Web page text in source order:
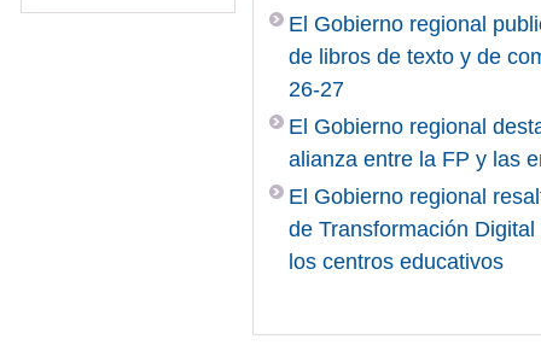
El Gobierno regional
de libros de texto y de
26-27
El Gobierno regional
alianza entre la FP y las
El Gobierno regional
de Transformación
los centros educativos